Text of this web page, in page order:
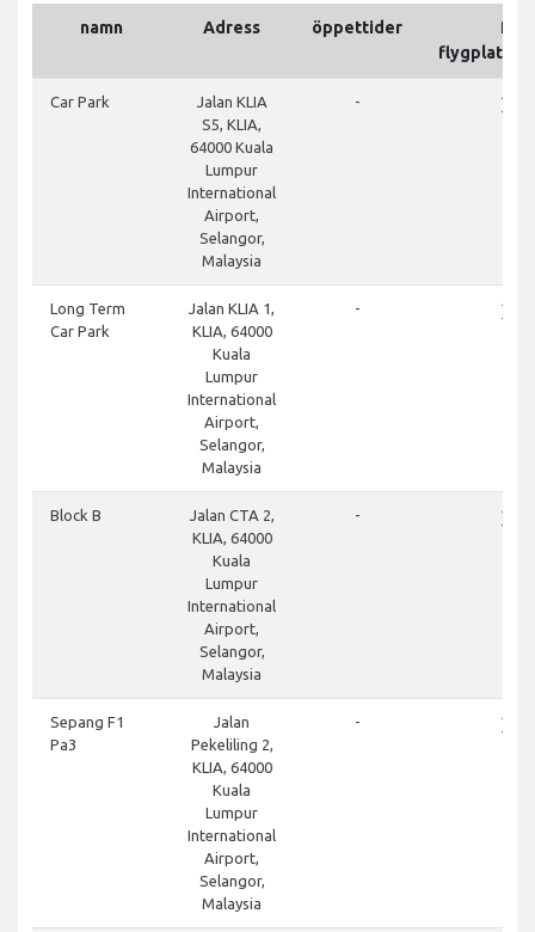
namn Adress öppettider
På
Car Park
Jalan KLIA
S5, KLIA,
64000 Kuala
Lumpur
International
Airport,
Selangor,
Malaysia
- close
Long Term
Car Park
Jalan KLIA 1,
KLIA, 64000
Kuala
Lumpur
International
Airport,
Selangor,
Malaysia
- close
Block B
Jalan CTA 2,
KLIA, 64000
Kuala
Lumpur
International
Airport,
Selangor,
Malaysia
- close
Sepang F1
Pa3
Jalan
Pekeliling 2,
KLIA, 64000
Kuala
Lumpur
International
Airport,
Selangor,
Malaysia
- close